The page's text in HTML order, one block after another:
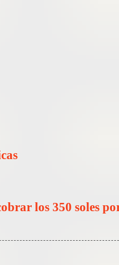
los 350 soles